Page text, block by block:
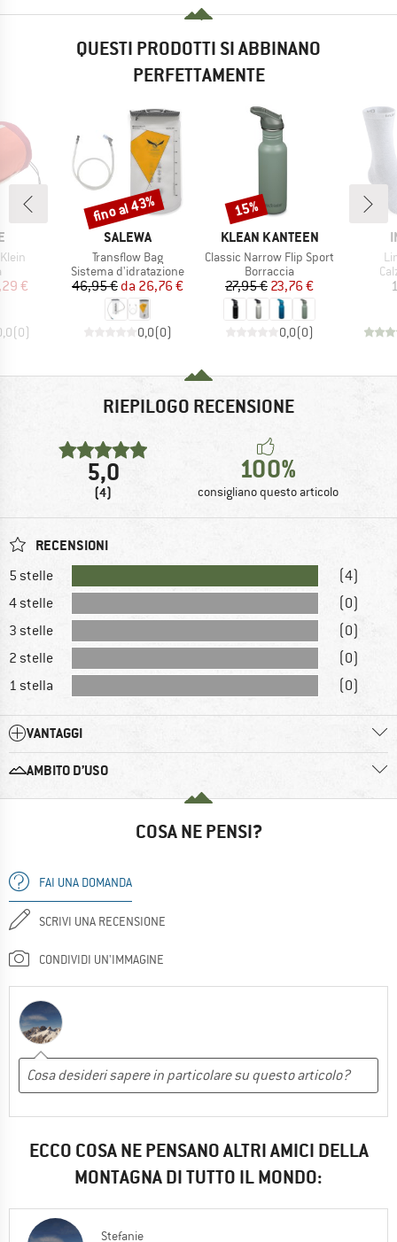
QUESTI PRODOTTI SI ABBINANO
PERFETTAMENTE
di prodotti
ridotto
€
(0)
MARCHIO
SALEWA
Articolo
Transflow Bag
Gruppo di prodotti
Sistema d'idratazione
Prezzo
46,95 € Prezzo ridotto
da 26,76 €
0,0(0)
Sconto
fino al 43%
MARCHIO
KLEAN KANTEEN
Articolo
Classic Narrow Flip Sport
Gruppo di prodotti
Borraccia
Prezzo
27,95 € Prezzo ridotto
23,76 €
0,0(0)
Sconto
15%
RIEPILOGO RECENSIONE
5,0
(4)
100%
consigliano questo articolo
RECENSIONI
5 stelle
(4)
4 stelle
(0)
3 stelle
(0)
2 stelle
(0)
1 stella
(0)
VANTAGGI
AMBITO D’USO
COSA NE PENSI?
FAI UNA DOMANDA
SCRIVI UNA RECENSIONE
CONDIVIDI UN'IMMAGINE
ECCO COSA NE PENSANO ALTRI AMICI DELLA
MONTAGNA DI TUTTO IL MONDO:
Stefanie